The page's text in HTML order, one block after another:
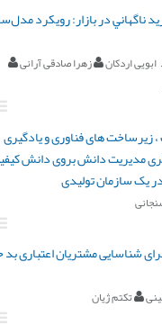
ناگهاني در بازار: رويکرد
اردکان
زهرا صادقی آرانی
های فناوری و یادگیری
مدیریت دانش بروی دانش
یک سازمان تولیدی
شناسایی مشتریان اعتباری
تکتم ژیان